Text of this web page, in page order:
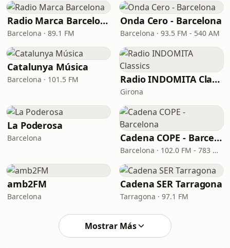
Radio Marca Barcelona
Barcelona · 89.1 FM
Onda Cero - Barcelona
Barcelona · 93.5 FM - 540 AM
Catalunya Música
Barcelona · 101.5 FM Radio INDOMITA Classics
Girona
La Poderosa
Barcelona Cadena COPE - Barcelona
Barcelona · 102.0 FM - 783 OM - DAB 9D
amb2FM
Barcelona
Cadena SER Tarragona
Tarragona · 97.1 FM
Mostrar Más